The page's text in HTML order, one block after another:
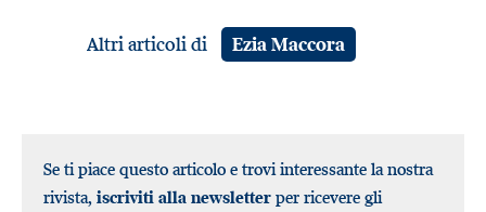
Altri articoli di Ezia Maccora
Se ti piace questo articolo e trovi interessante la nostra
rivista, iscriviti alla newsletter per ricevere gli